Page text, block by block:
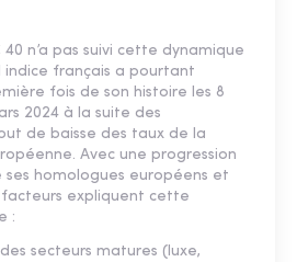
40 n’a pas suivi cette dynamique
indice français a pourtant
fois de son histoire les 8
2024 à la suite des
de baisse des taux de la
Avec une progression
homologues européens et
facteurs expliquent cette
:
secteurs matures (luxe,